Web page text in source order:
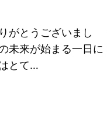
がとうございまし
未来が始まる一日に
とて…